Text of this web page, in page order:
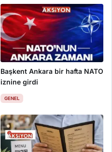
Başkent Ankara bir hafta NATO
iznine girdi
GENEL